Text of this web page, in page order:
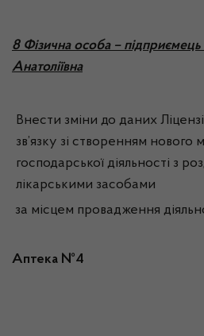
8 Фізична особа –
Анатоліївна
Внести зміни до даних
зв’язку зі створенням нового
господарської діяльності з
лікарськими засобами
за місцем провадження
Аптека №4